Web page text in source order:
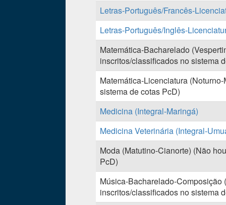
Letras-Português/Francês-
Letras-Português/Inglês-
Matemática-Bacharelado
inscritos/classificados no sistema
Matemática-Licenciatura
sistema de cotas PcD)
Medicina (Integral-Maringá)
Medicina Veterinária (Integral-
Moda (Matutino-Cianorte) (Não
PcD)
Música-Bacharelado-Composição
inscritos/classificados no sistema